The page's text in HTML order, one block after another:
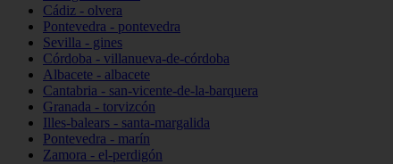
Cádiz - olvera
Pontevedra - pontevedra
Sevilla - gines
Córdoba - villanueva-de-córdoba
Albacete - albacete
Cantabria - san-vicente-de-la-barquera
Granada - torvizcón
Illes-balears - santa-margalida
Pontevedra - marín
Zamora - el-perdigón